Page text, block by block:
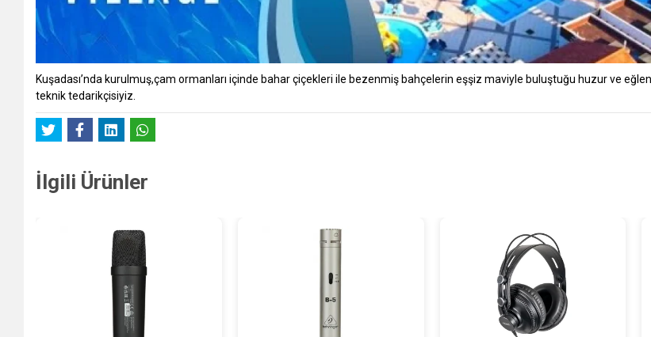
Kuşadası’nda kurulmuş,çam ormanları içinde bahar çiçekleri ile bezenmiş bahçelerin eşşiz maviyle buluştuğu huzur ve
teknik tedarikçisiyiz.
İlgili Ürünler